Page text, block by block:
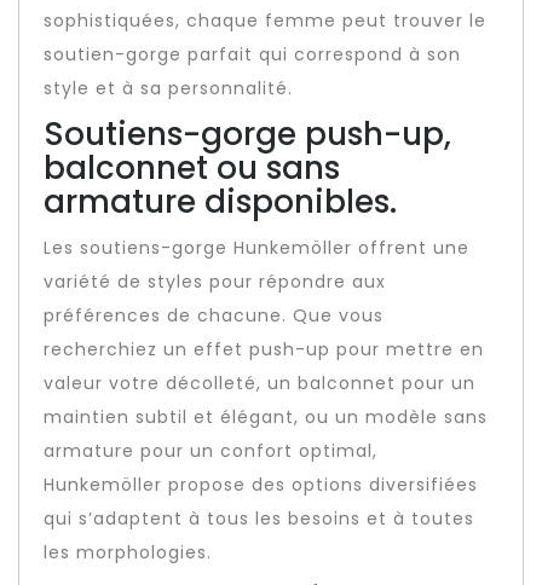
sophistiquées, chaque femme peut trouver le
soutien-gorge parfait qui correspond à son
style et à sa personnalité.
Soutiens-gorge push-up,
balconnet ou sans
armature disponibles.
Les soutiens-gorge Hunkemöller offrent une
variété de styles pour répondre aux
préférences de chacune. Que vous
recherchiez un effet push-up pour mettre en
valeur votre décolleté, un balconnet pour un
maintien subtil et élégant, ou un modèle sans
armature pour un confort optimal,
Hunkemöller propose des options diversifiées
qui s’adaptent à tous les besoins et à toutes
les morphologies.